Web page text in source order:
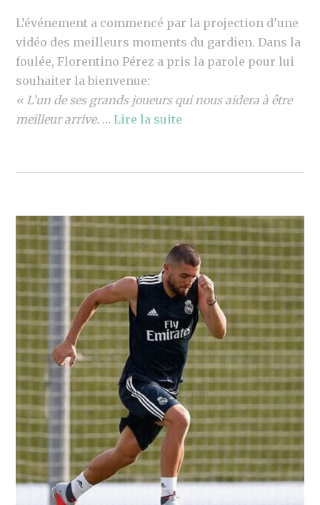
L’événement a commencé par la projection d’une
vidéo des meilleurs moments du gardien. Dans la
foulée, Florentino Pérez a pris la parole pour lui
souhaiter la bienvenue:
« L’un de ses grands joueurs qui nous aidera à être
meilleur arrive. …Lire la suite